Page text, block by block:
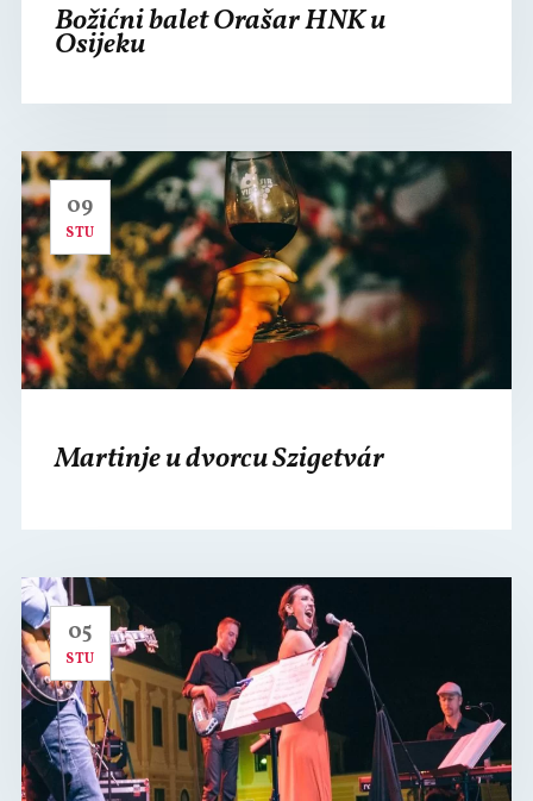
Božićni balet Orašar HNK u
Osijeku
09
STU
Martinje u dvorcu Szigetvár
05
STU